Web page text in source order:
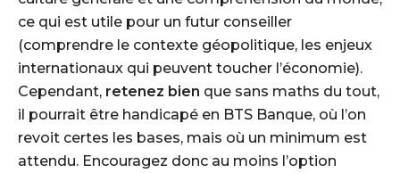
ce qui est utile pour un futur conseiller
(comprendre le contexte géopolitique, les enjeux
internationaux qui peuvent toucher l’économie).
Cependant, retenez bien que sans maths du tout,
il pourrait être handicapé en BTS Banque, où l’on
revoit certes les bases, mais où un minimum est
attendu. Encouragez donc au moins l’option